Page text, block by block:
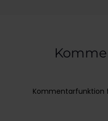
Kommentarfunktion